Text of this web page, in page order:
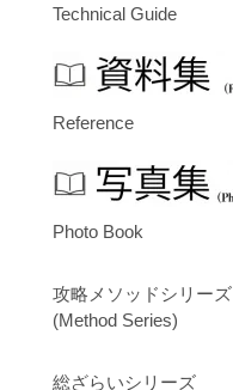
Technical Guide
Reference
Photo Book
攻略メソッドシリーズ
(Method Series)
総ざらいシリーズ